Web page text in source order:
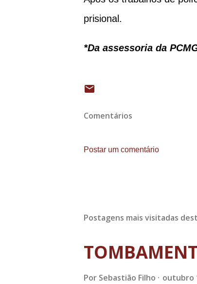
prisional.
*Da assessoria da
Comentários
Postar um comentário
Postagens mais visitadas
Por Sebastião Filho outubro